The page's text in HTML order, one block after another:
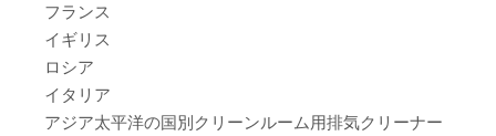
フランス
イギリス
ロシア
イタリア
アジア太平洋の国別クリーンルーム用排気クリーナー